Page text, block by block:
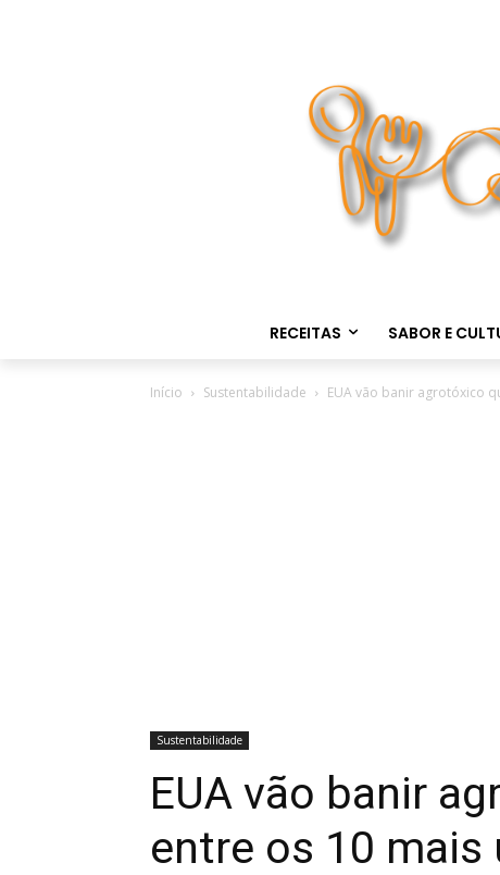
RECEITAS SABOR E
Início Sustentabilidade EUA vão banir agrotóxico
Sustentabilidade
EUA vão banir
entre os 10 mais